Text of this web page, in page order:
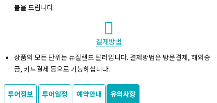
불을 드립니다.
결제방법
상품의 모든 단위는 뉴질랜드 달러입니다. 결제방법은 방문결제, 해외송
금, 카드결제 등으로 가능하십니다.
투어정보 투어일정 예약안내 유의사항